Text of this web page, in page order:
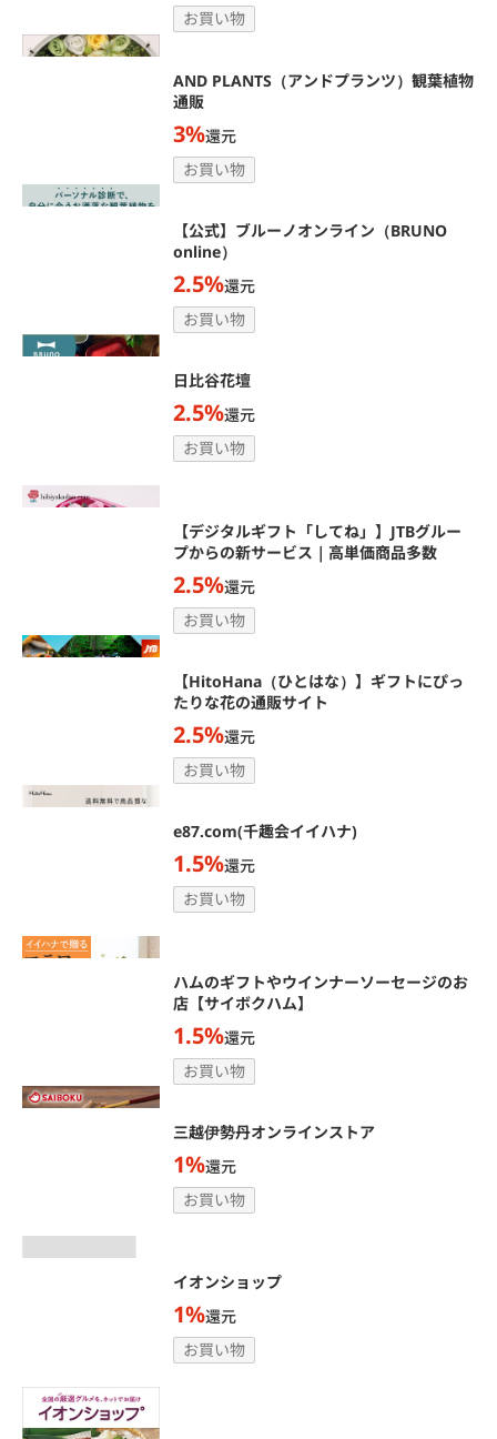
お買い物
AND PLANTS（アンドプランツ）観葉植物
通販
3%還元
お買い物
【公式】ブルーノオンライン（BRUNO
online）
2.5%還元
お買い物
日比谷花壇
2.5%還元
お買い物
【デジタルギフト「してね」】JTBグルー
プからの新サービス｜高単価商品多数
2.5%還元
お買い物
【HitoHana（ひとはな）】ギフトにぴっ
たりな花の通販サイト
2.5%還元
お買い物
e87.com(千趣会イイハナ)
1.5%還元
お買い物
ハムのギフトやウインナーソーセージのお
店【サイボクハム】
1.5%還元
お買い物
三越伊勢丹オンラインストア
1%還元
お買い物
イオンショップ
1%還元
お買い物